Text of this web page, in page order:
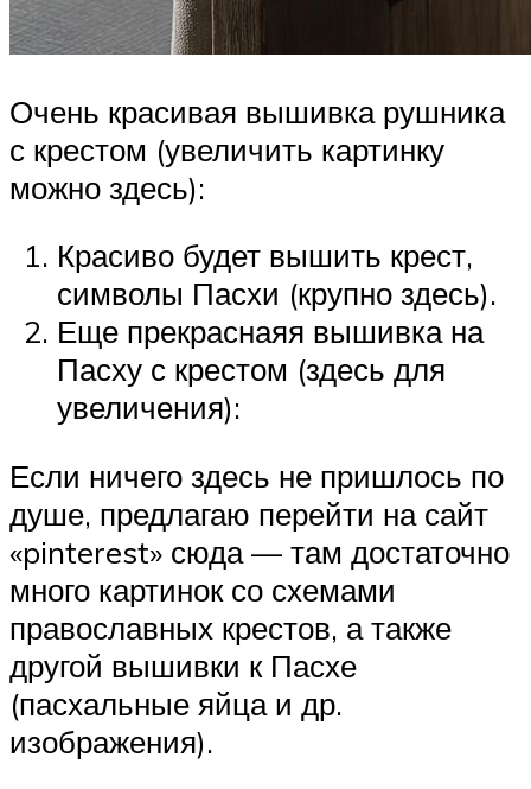
Очень красивая вышивка рушника
с крестом (увеличить картинку
можно здесь):
Красиво будет вышить крест,
символы Пасхи (крупно здесь).
Еще прекраснаяя вышивка на
Пасху с крестом (здесь для
увеличения):
Если ничего здесь не пришлось по
душе, предлагаю перейти на сайт
«pinterest» сюда — там достаточно
много картинок со схемами
православных крестов, а также
другой вышивки к Пасхе
(пасхальные яйца и др.
изображения).